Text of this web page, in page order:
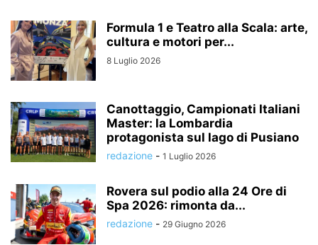
Formula 1 e Teatro alla Scala: arte,
cultura e motori per...
8 Luglio 2026
Canottaggio, Campionati Italiani
Master: la Lombardia
protagonista sul lago di Pusiano
redazione - 1 Luglio 2026
Rovera sul podio alla 24 Ore di
Spa 2026: rimonta da...
redazione - 29 Giugno 2026